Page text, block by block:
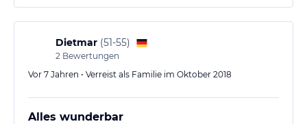
Dietmar (51-55)
2 Bewertungen
Vor 7 Jahren • Verreist als Familie im Oktober 2018
Alles wunderbar